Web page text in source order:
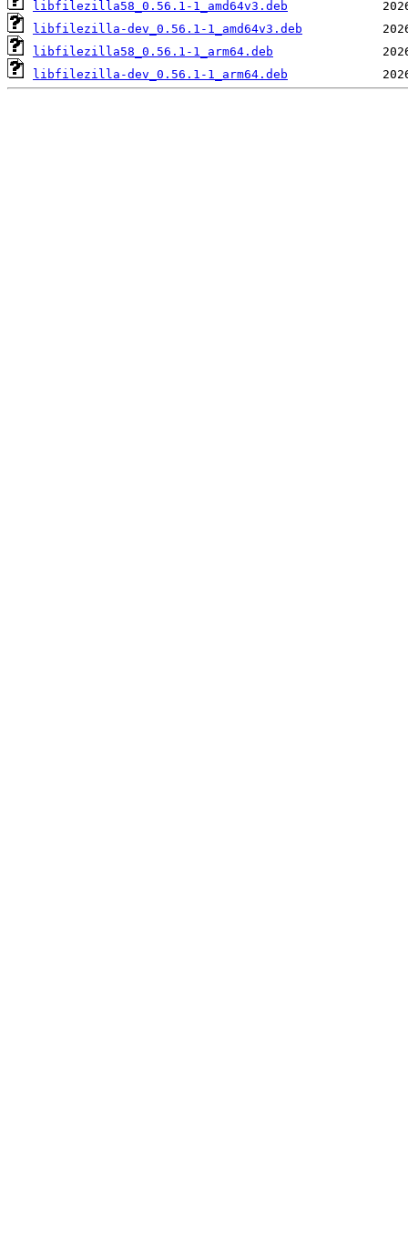
libfilezilla58_0.56.1-1_amd64v3.deb
libfilezilla-dev_0.56.1-1_amd64v3.deb
libfilezilla58_0.56.1-1_arm64.deb
libfilezilla-dev_0.56.1-1_arm64.deb